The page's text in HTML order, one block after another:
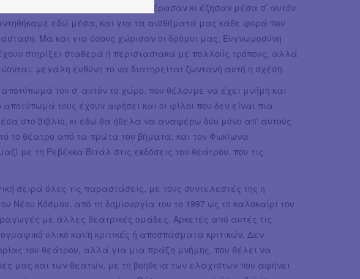
πρώτα απ’ όλα που πέρασαν κι έζησαν μέσα σ’ αυτόν
εδώ μέσα, και για τα αισθήματά μας κάθε φορά που
Μα και για όσους χώρισαν οι δρόμοι μας. Ευγνωμοσύνη
στηρίξει σταθερά ή περιστασιακά με πολλούς τρόπους, αλλά
μεγάλη ευθύνη το να διατηρείται ζωντανή αυτή η σχέση.
του σ’ αυτόν το χώρο, που θέλουμε να έχει μνήμη και
τους έχουν αφήσει και οι φίλοι που δεν είναι πια
στο βιβλίο, κι εδώ θα ήθελα να αναφέρω δύο μόνο απ’ αυτούς:
το θέατρο από τα πρώτα του βήματα, και τον Φωκίωνα
με τη Ρεβέκκα Βιτάλ στις εκδόσεις του θεάτρου, που τις
σειρά όλες τις παραστάσεις, με τους συντελεστές της η
Νέου Κόσμου, από τη δημιουργία του το 1997 ως το καλοκαίρι του
με άλλες θεατρικές ομάδες. Αρκετές από αυτές τις
υλικό και/ή κριτικές ή αποσπάσματα κριτικών. Δεν
του θεάτρου, αλλά για μια πράξη μνήμης, που θέλει να
μας και των θεατών, με τη βοήθεια των ελάχιστων που αφήνει